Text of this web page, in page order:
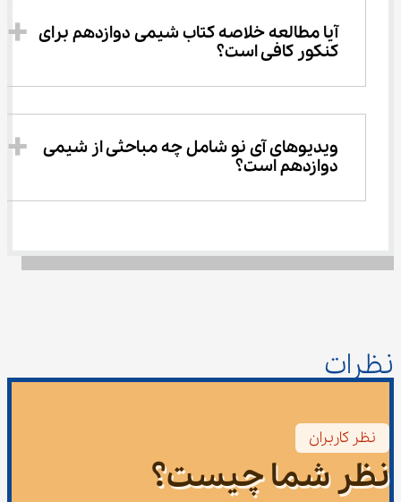
آیا مطالعه خلاصه کتاب شیمی دوازدهم برای
کنکور کافی است؟
ویدیوهای آی نو شامل چه مباحثی از شیمی
دوازدهم است؟
نظرات
نظر کاربران
نظر شما چیست؟